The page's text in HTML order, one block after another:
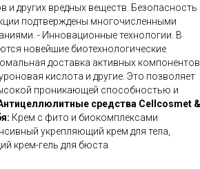
и других вредных веществ. Безопасность
подтверждены многочисленными
В
новейшие биотехнологические
доставка активных
кислота и другие. Это позволяет
проникающей способностью и
средства Cellcosmet &
укрепляющий крем для тела,
крем-гель для бюста